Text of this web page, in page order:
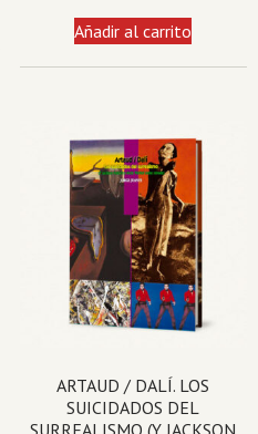
Añadir al carrito
ARTAUD / DALÍ. LOS
SUICIDADOS DEL